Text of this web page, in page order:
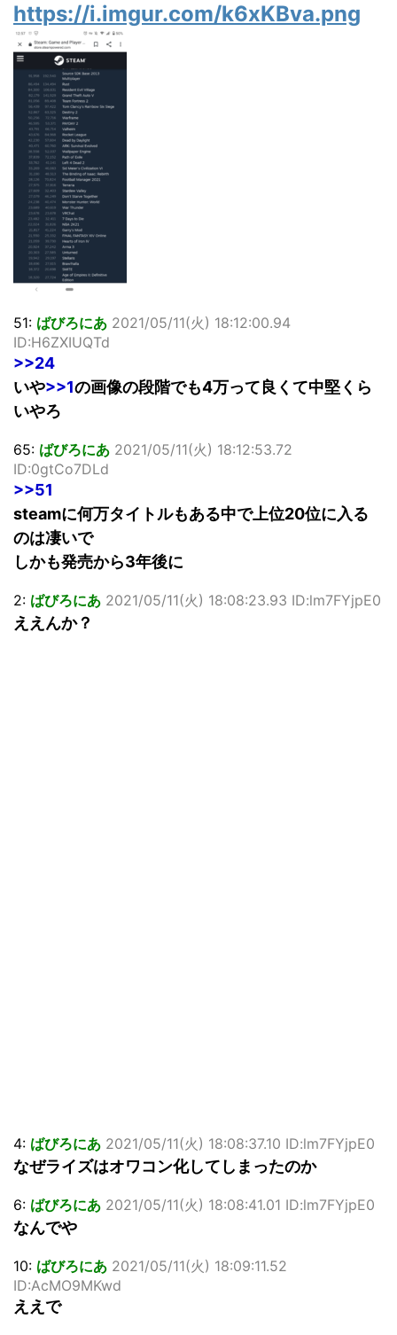
Powered by livedoor 相互RSS
https://i.imgur.com/k6xKBva.png
51: ばびろにあ 2021/05/11(火) 18:12:00.94
ID:H6ZXIUQTd
>>24
いや>>1の画像の段階でも4万って良くて中堅くら
いやろ
65: ばびろにあ 2021/05/11(火) 18:12:53.72
ID:0gtCo7DLd
>>51
steamに何万タイトルもある中で上位20位に入る
のは凄いで
しかも発売から3年後に
2: ばびろにあ 2021/05/11(火) 18:08:23.93 ID:lm7FYjpE0
ええんか？
4: ばびろにあ 2021/05/11(火) 18:08:37.10 ID:lm7FYjpE0
なぜライズはオワコン化してしまったのか
6: ばびろにあ 2021/05/11(火) 18:08:41.01 ID:lm7FYjpE0
なんでや
10: ばびろにあ 2021/05/11(火) 18:09:11.52
ID:AcMO9MKwd
ええで